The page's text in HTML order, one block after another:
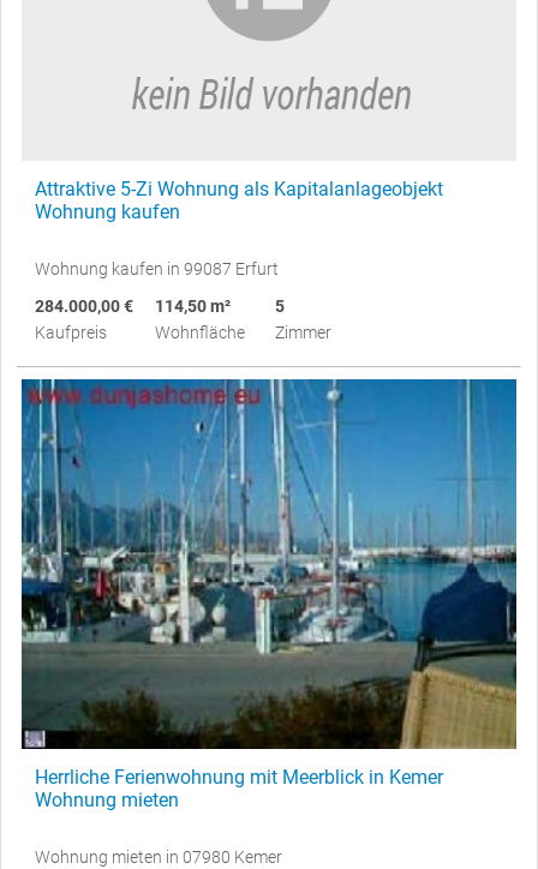
Attraktive 5-Zi Wohnung als Kapitalanlageobjekt
Wohnung kaufen
Wohnung kaufen in 99087 Erfurt
284.000,00 €
Kaufpreis
114,50 m²
Wohnfläche
5
Zimmer
Herrliche Ferienwohnung mit Meerblick in Kemer
Wohnung mieten
Wohnung mieten in 07980 Kemer